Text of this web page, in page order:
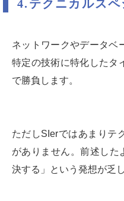
4.テクニカルスペ
ネットワークやデータベ
特定の技術に特化したタ
で勝負します。
ただしSIerではあまりテ
がありません。前述した
決する」という発想が乏